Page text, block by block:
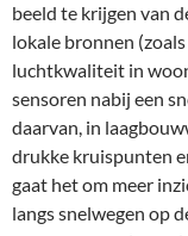
beeld te krijgen van
lokale bronnen
luchtkwaliteit in
sensoren nabij een
daarvan, in
drukke kruispunten
gaat het om meer
langs snelwegen op